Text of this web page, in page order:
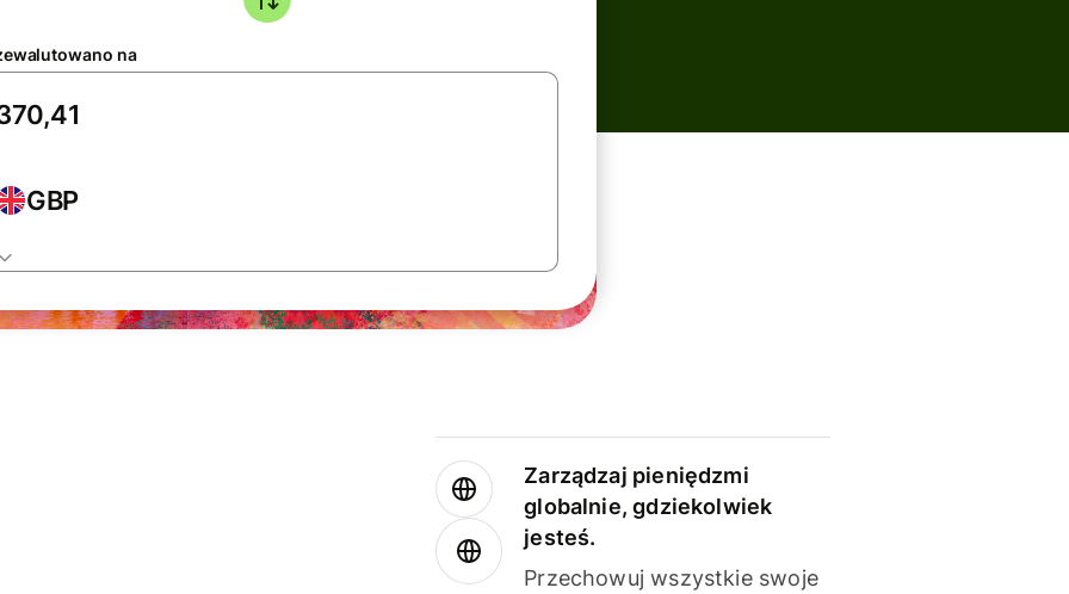
na
GBP
Zarządzaj pieniędzmi
globalnie, gdziekolwiek
jesteś.
Przechowuj wszystkie swoje